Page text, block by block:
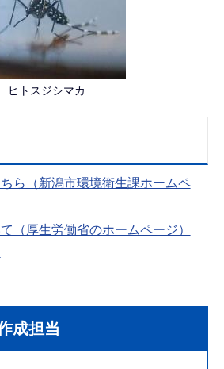
ヒトスジシマカ
ら（新潟市環境衛生課ホームペ
（厚生労働省のホームページ）
成担当